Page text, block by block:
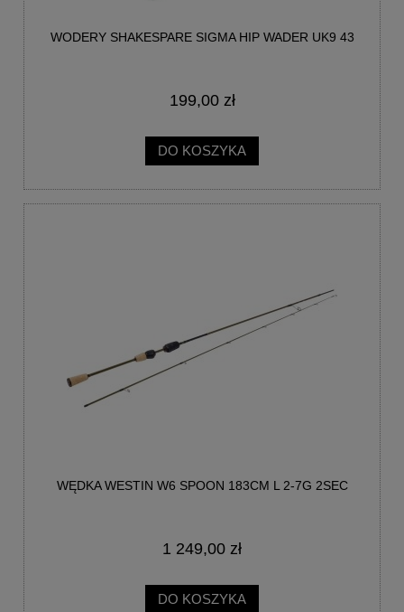
WODERY SHAKESPARE SIGMA HIP WADER UK9 43
199,00 zł
DO KOSZYKA
WĘDKA WESTIN W6 SPOON 183CM L 2-7G 2SEC
1 249,00 zł
DO KOSZYKA